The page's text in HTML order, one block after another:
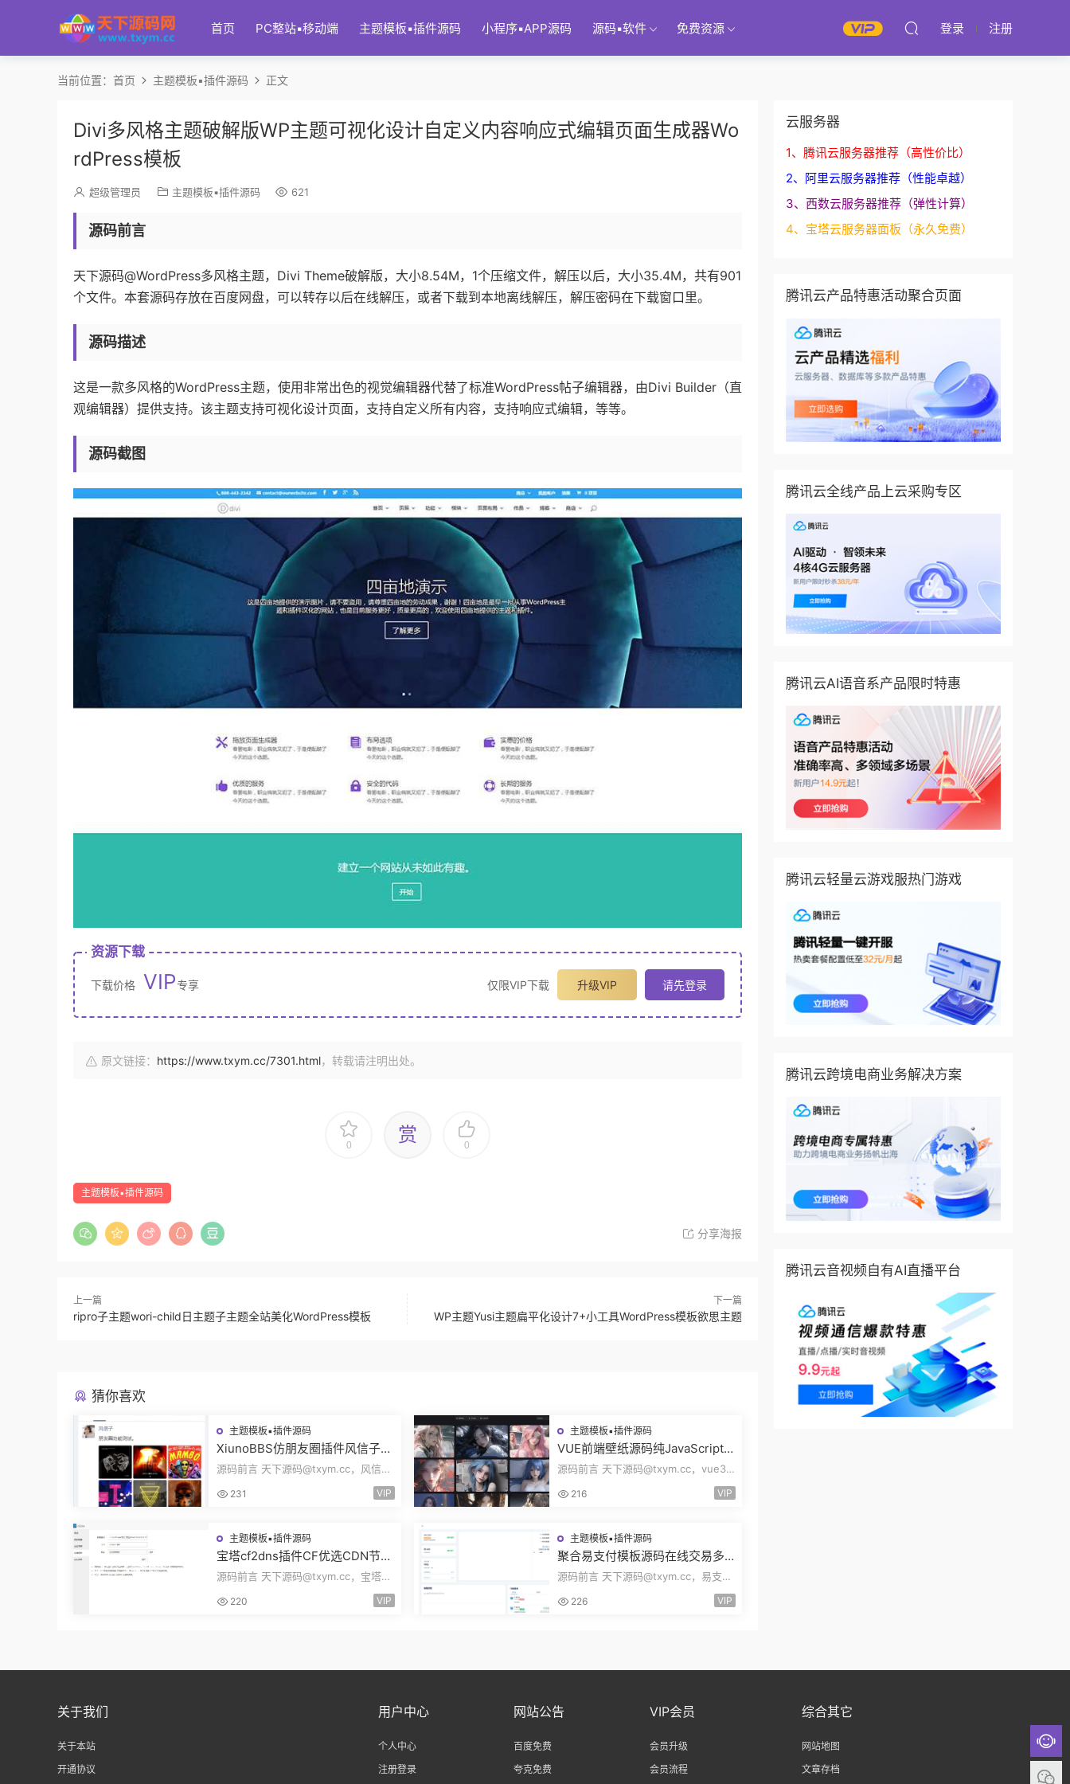
首页 PC整站▪移动端 主题模板▪插件源码 小程序▪APP源码 源码▪软件 免费资源 登录 注册
当前位置： 首页 主题模板▪插件源码 正文
Divi多风格主题破解版WP主题可视化设计自定义内容响应式编辑页面生成器Wo
rdPress模板
超级管理员 主题模板▪插件源码 621
源码前言
天下源码@WordPress多风格主题，Divi Theme破解版，大小8.54M，1个压缩文件，解压以后，大小35.4M，共有901
个文件。本套源码存放在百度网盘，可以转存以后在线解压，或者下载到本地离线解压，解压密码在下载窗口里。
源码描述
这是一款多风格的WordPress主题，使用非常出色的视觉编辑器代替了标准WordPress帖子编辑器，由Divi Builder（直
观编辑器）提供支持。该主题支持可视化设计页面，支持自定义所有内容，支持响应式编辑，等等。
源码截图
资源下载
下载价格 VIP专享 仅限VIP下载 升级VIP 请先登录
原文链接： https://www.txym.cc/7301.html，转载请注明出处。
0 赏 0
主题模板▪插件源码
分享海报
上一篇
ripro子主题wori-child日主题子主题全站美化WordPress模板
下一篇
WP主题Yusi主题扁平化设计7+小工具WordPress模板欲思主题
猜你喜欢
主题模板▪插件源码
XiunoBBS仿朋友圈插件风信子社
交插件评论回复点赞互动自适应
源码修罗论坛fxz_friends
源码前言 天下源码@txym.cc，风信子
5.31M，1个压缩...
231 VIP
主题模板▪插件源码
VUE前端壁纸源码纯JavaScript
开发360壁纸接口wallpaper模板
无后台源码奇风壁纸
源码前言 天下源码@txym.cc，vue3
开发的壁纸网站模板，纯JavaScript开
发完整代码...
216 VIP
主题模板▪插件源码
宝塔cf2dns插件CF优选CDN节点
插件自动更新DNS解析记录Clou
dFlare优选IP插件源码
源码前言 天下源码@txym.cc，宝塔
CF优选CDN节点插件，CloudFlare优
选IP插件v1.12...
220 VIP
主题模板▪插件源码
聚合易支付模板源码在线交易多
方分账风控管理资金管理结算管
理FTPRO模板零云支付
源码前言 天下源码@txym.cc，易支付
开源模板，前台+用户中心+后台三合
一，大小17....
226 VIP
云服务器
1、腾讯云服务器推荐（高性价比）
2、阿里云服务器推荐（性能卓越）
3、西数云服务器推荐（弹性计算）
4、宝塔云服务器面板（永久免费）
腾讯云产品特惠活动聚合页面
腾讯云全线产品上云采购专区
腾讯云AI语音系产品限时特惠
腾讯云轻量云游戏服热门游戏
腾讯云跨境电商业务解决方案
腾讯云音视频自有AI直播平台
关于我们
关于本站
开通协议
用户中心
个人中心
注册登录
网站公告
百度免费
夸克免费
VIP会员
会员升级
会员流程
综合其它
网站地图
文章存档